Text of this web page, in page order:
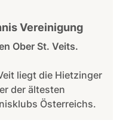
Vereinigung
Ober St. Veits.
liegt die Hietzinger
der ältesten
Österreichs.